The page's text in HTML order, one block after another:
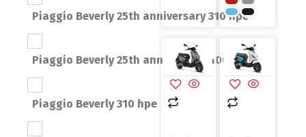
Piaggio Beverly 25th anniversary 310 hpe
Piaggio Beverly 25th anniversary 400 hpe
Piaggio Beverly 310 hpe